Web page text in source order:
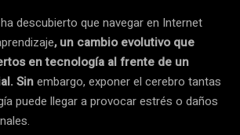
descubierto que navegar en Internet
, un cambio evolutivo que
en tecnología al frente de un
Sinembargo, exponer el cerebro tantas
puede llegar a provocar estrés o daños